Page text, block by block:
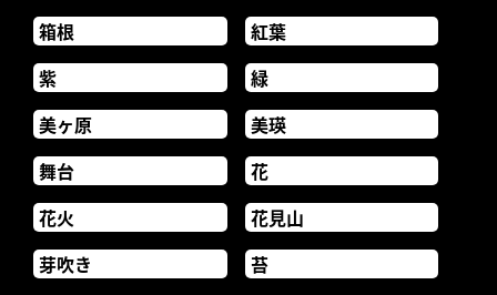
箱根
紅葉
紫
緑
美ヶ原
美瑛
舞台
花
花火
花見山
芽吹き
苔